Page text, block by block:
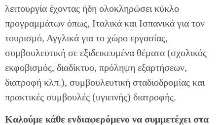
λειτουργία έχοντας ήδη ολοκληρώσει κύκλο
προγραμμάτων όπως, Ιταλικά και Ισπανικά για τον
τουρισμό, Αγγλικά για το χώρο εργασίας,
συμβουλευτική σε εξιδεικευμένα θέματα (σχολικός
εκφοβισμός, διαδίκτυο, πρόληψη εξαρτήσεων,
διατροφή κλπ.), συμβουλευτική σταδιοδρομίας και
πρακτικές συμβουλές (υγιεινής) διατροφής.
Καλούμε κάθε ενδιαφερόμενο να συμμετέχει στα